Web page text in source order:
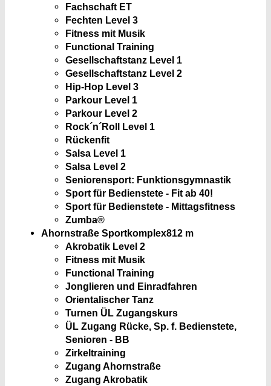
Fachschaft ET
Fechten Level 3
Fitness mit Musik
Functional Training
Gesellschaftstanz Level 1
Gesellschaftstanz Level 2
Hip-Hop Level 3
Parkour Level 1
Parkour Level 2
Rock´n´Roll Level 1
Rückenfit
Salsa Level 1
Salsa Level 2
Seniorensport: Funktionsgymnastik
Sport für Bedienstete - Fit ab 40!
Sport für Bedienstete - Mittagsfitness
Zumba®
Ahornstraße Sportkomplex812 m
Akrobatik Level 2
Fitness mit Musik
Functional Training
Jonglieren und Einradfahren
Orientalischer Tanz
Turnen ÜL Zugangskurs
ÜL Zugang Rücke, Sp. f. Bedienstete,
Senioren - BB
Zirkeltraining
Zugang Ahornstraße
Zugang Akrobatik